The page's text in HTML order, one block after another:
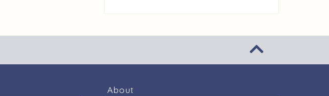
About